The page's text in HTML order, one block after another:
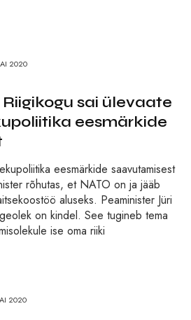
2020
sai ülevaate
eesmärkide
eesmärkide saavutamisest
rõhutas, et NATO on ja jääb
aluseks. Peaminister Jüri
on kindel. See tugineb tema
ise oma riiki
2020